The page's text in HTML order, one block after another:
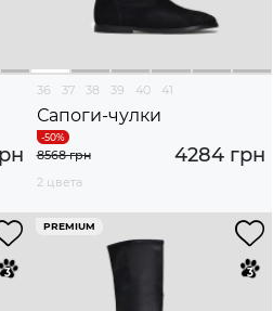
36 37 38 39 40 41
Сапоги-чулки
4284 грн
8568 грн
2 цвета
PREMIUM